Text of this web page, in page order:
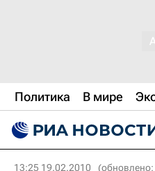
Политика В мире
13:25 19.02.2010